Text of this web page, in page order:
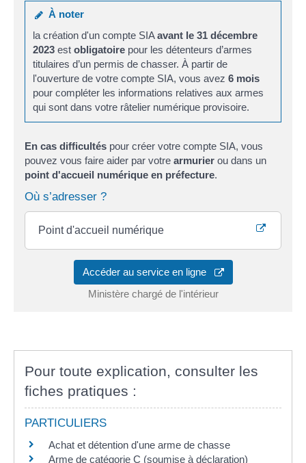
À noter
la création d'un compte SIAavant le 31 décembre
2023 estobligatoire pour les détenteurs d’armes
titulaires d’un permis de chasser. À partir de
l'ouverture de votre compte SIA, vous avez6 mois
pour compléter les informations relatives aux armes
qui sont dans votre râtelier numérique provisoire.
En cas difficultés pour créer votre compte SIA, vous
pouvez vous faire aider par votre armurier ou dans un
point d'accueil numérique en préfecture.
Où s’adresser ?
Point d'accueil numérique
Accéder au service en ligne
Ministère chargé de l'intérieur
Pour toute explication, consulter les
fiches pratiques :
PARTICULIERS
Achat et détention d'une arme de chasse
Arme de catégorie C (soumise à déclaration)